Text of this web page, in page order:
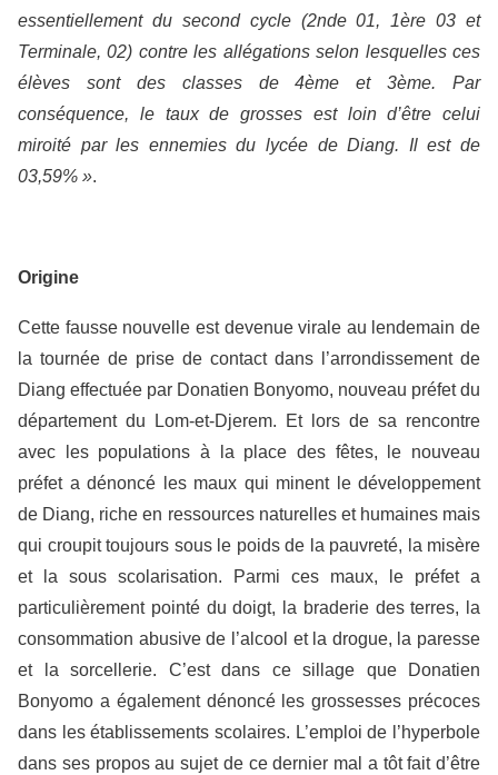
essentiellement du second cycle (2nde01, 1ère 03 et
Terminale, 02) contre les allégations selon lesquelles ces
élèves sont des classes de 4ème et 3ème. Par
conséquence, le taux de grosses est loin d’être celui
miroité par les ennemies du lycée de Diang. Il est de
03,59% ».
Origine
Cette fausse nouvelle est devenue virale au lendemain de
la tournée de prise de contact dans l’arrondissement de
Diang effectuée par Donatien Bonyomo, nouveau préfet du
département du Lom-et-Djerem. Et lors de sa rencontre
avec les populations à la place des fêtes, le nouveau
préfet a dénoncé les maux qui minent le développement
de Diang, riche en ressources naturelles et humaines mais
qui croupit toujours sous le poids de la pauvreté, la misère
et la sous scolarisation. Parmi ces maux, le préfet a
particulièrement pointé du doigt, la braderie des terres, la
consommation abusive de l’alcool et la drogue, la paresse
et la sorcellerie. C’est dans ce sillage que Donatien
Bonyomo a également dénoncé les grossesses précoces
dans les établissements scolaires. L’emploi de l’hyperbole
dans ses propos au sujet de ce dernier mal a tôt fait d’être